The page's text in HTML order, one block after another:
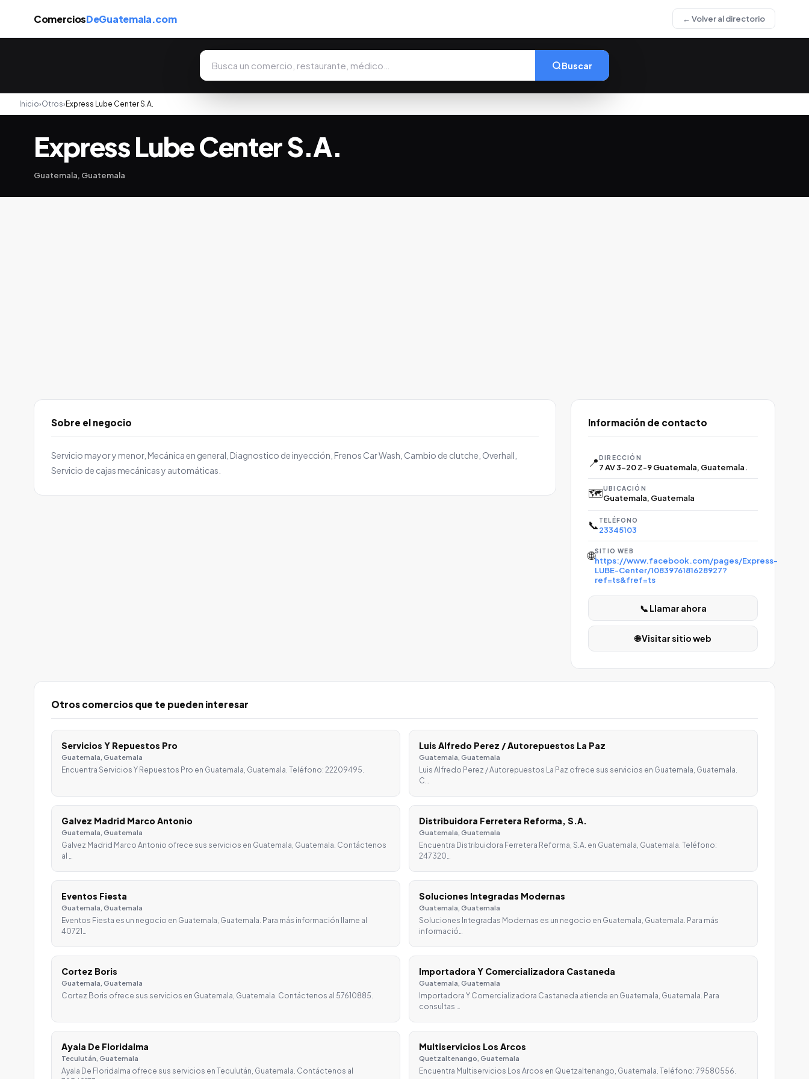
ComerciosDeGuatemala.com ← Volver al directorio
Buscar
Inicio›Otros› Express Lube Center S.A.
Express Lube Center S.A.
Guatemala, Guatemala
Sobre el negocio
Servicio mayor y menor, Mecánica en general, Diagnostico de inyección, Frenos Car Wash, Cambio de clutche, Overhall,
Servicio de cajas mecánicas y automáticas.
Información de contacto
📍DIRECCIÓN
7 AV 3-20 Z-9 Guatemala, Guatemala.
🗺️UBICACIÓN
Guatemala, Guatemala
📞 TELÉFONO
23345103
🌐SITIO WEB
https://www.facebook.com/pages/Express-
LUBE-Center/1083976181628927?
ref=ts&fref=ts
📞 Llamar ahora
🌐 Visitar sitio web
Otros comercios que te pueden interesar
Servicios Y Repuestos Pro
Guatemala, Guatemala
Encuentra Servicios Y Repuestos Pro en Guatemala, Guatemala. Teléfono: 22209495.
Luis Alfredo Perez / Autorepuestos La Paz
Guatemala, Guatemala
Luis Alfredo Perez / Autorepuestos La Paz ofrece sus servicios en Guatemala, Guatemala.
C…
Galvez Madrid Marco Antonio
Guatemala, Guatemala
Galvez Madrid Marco Antonio ofrece sus servicios en Guatemala, Guatemala. Contáctenos
al …
Distribuidora Ferretera Reforma, S.A.
Guatemala, Guatemala
Encuentra Distribuidora Ferretera Reforma, S.A. en Guatemala, Guatemala. Teléfono:
247320…
Eventos Fiesta
Guatemala, Guatemala
Eventos Fiesta es un negocio en Guatemala, Guatemala. Para más información llame al
40721…
Soluciones Integradas Modernas
Guatemala, Guatemala
Soluciones Integradas Modernas es un negocio en Guatemala, Guatemala. Para más
informació…
Cortez Boris
Guatemala, Guatemala
Cortez Boris ofrece sus servicios en Guatemala, Guatemala. Contáctenos al 57610885.
Importadora Y Comercializadora Castaneda
Guatemala, Guatemala
Importadora Y Comercializadora Castaneda atiende en Guatemala, Guatemala. Para
consultas …
Ayala De Floridalma
Teculután, Guatemala
Ayala De Floridalma ofrece sus servicios en Teculután, Guatemala. Contáctenos al
Multiservicios Los Arcos
Quetzaltenango, Guatemala
Encuentra Multiservicios Los Arcos en Quetzaltenango, Guatemala. Teléfono: 79580556.